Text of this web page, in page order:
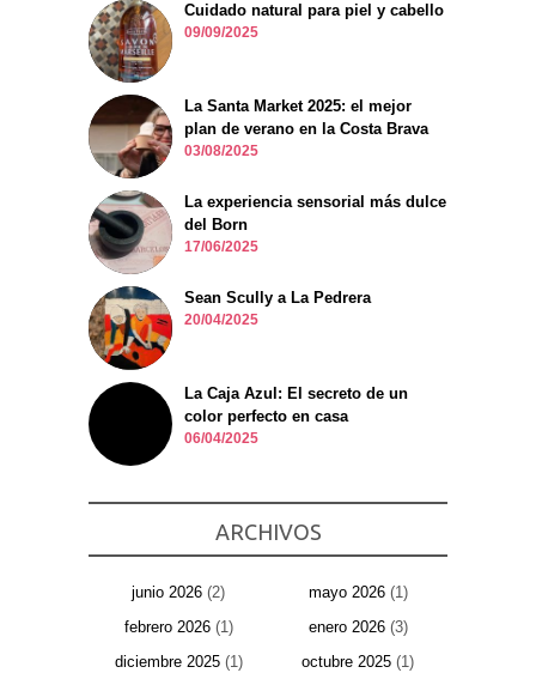
Cuidado natural para piel y cabello
09/09/2025
La Santa Market 2025: el mejor
plan de verano en la Costa Brava
03/08/2025
La experiencia sensorial más dulce
del Born
17/06/2025
Sean Scully a La Pedrera
20/04/2025
La Caja Azul: El secreto de un
color perfecto en casa
06/04/2025
ARCHIVOS
junio 2026 (2) mayo 2026(1)
febrero 2026(1) enero 2026(3)
diciembre 2025(1) octubre 2025 (1)